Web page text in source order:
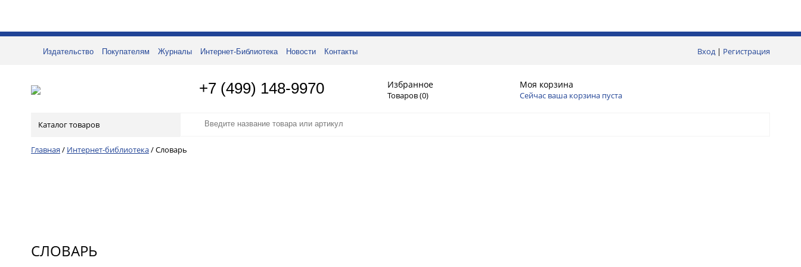
Вход| Регистрация
Издательство Покупателям Журналы Интернет-Библиотека Новости Контакты
+7 (499) 148-9970 Избранное
Товаров (0)
Моя корзина
Сейчас ваша корзина пуста
Каталог товаров
Главная / Интернет-библиотека/Словарь
СЛОВАРЬ